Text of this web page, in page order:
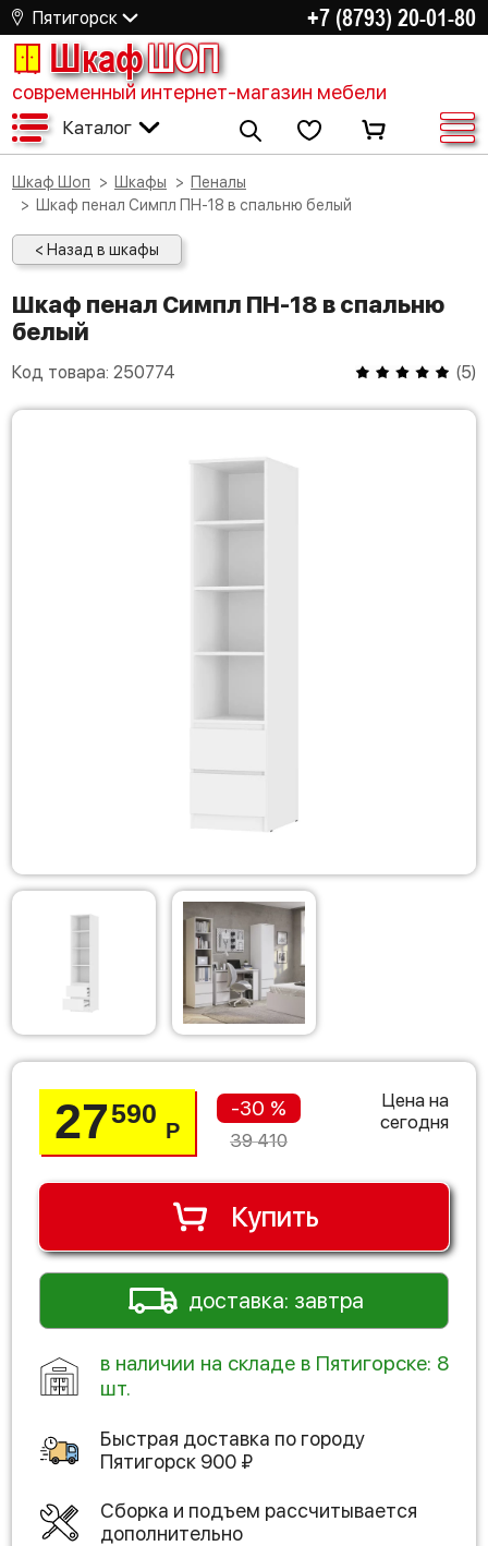
Пятигорск +7 (8793) 20-01-80
ШкафШОП
современный интернет-магазин мебели
Каталог
Шкаф Шоп Шкафы
Пеналы
Шкаф пенал Симпл ПН-18 в спальню белый
< Назад в шкафы
Шкаф пенал Симпл ПН-18 в спальню
белый
Код товара: 250774 (5)
27590
Р
-30 %
39 410
Цена на
сегодня
Купить
доставка: завтра
в наличии на складе в Пятигорске: 8
шт.
Быстрая доставка по городу
Пятигорск 900 ₽
Сборка и подъем рассчитывается
дополнительно